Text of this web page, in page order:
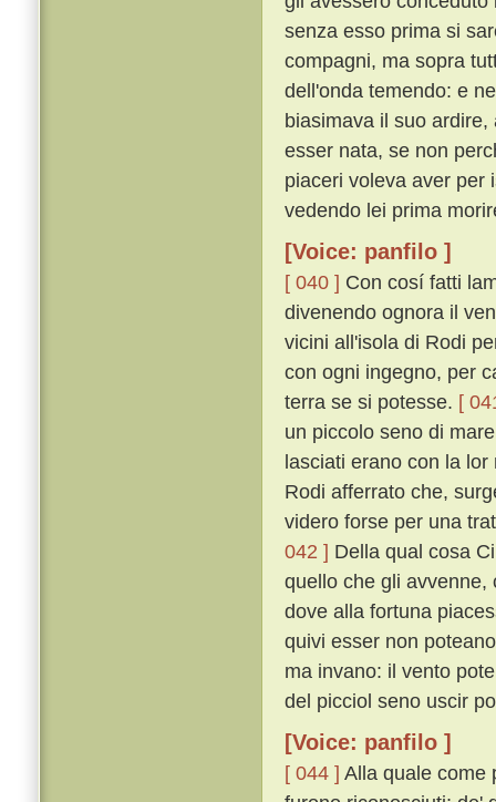
senza esso prima si
compagni, ma sopra
dell'onda temendo: e
biasimava il suo
esser nata, se non
piaceri voleva aver per
vedendo lei prima
[Voice: panfilo ]
[ 040 ] Con cosí fatti
divenendo ognora il
vicini all'isola di Rodi
con ogni ingegno, per
terra se si potesse. [
un piccolo seno di
lasciati erano con la
Rodi afferrato che,
videro forse per una
042 ] Della qual cosa
quello che gli avvenne,
dove alla fortuna
quivi esser non
ma invano: il vento
del picciol seno uscir
[Voice: panfilo ]
[ 044 ] Alla quale come